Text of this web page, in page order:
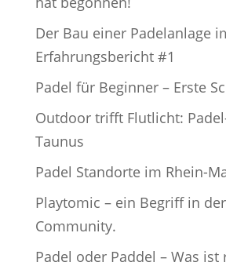
Der Bau einer Padelanlage
Erfahrungsbericht #1
Padel für Beginner – Erste
Outdoor trifft Flutlicht:
Taunus
Padel Standorte im Rhein-
Playtomic – ein Begriff in
Community.
Padel oder Paddel – Was ist